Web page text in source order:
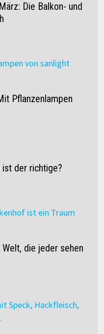
Die Balkon- und
Pflanzenlampen
ist der richtige?
die jeder sehen